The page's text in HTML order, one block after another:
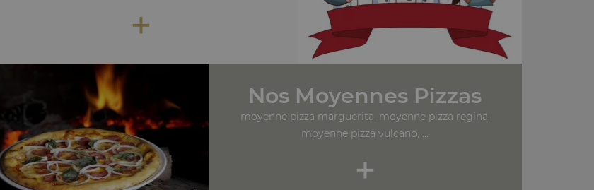
+
Nos Moyennes Pizzas
moyenne pizza marguerita, moyenne pizza regina,
moyenne pizza vulcano, ...
+